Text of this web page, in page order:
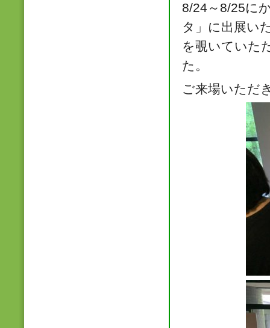
8/24～8/25に
タ」に出展い
を覗いていた
た。
ご来場いただ